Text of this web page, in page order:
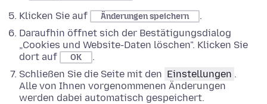
Klicken Sie auf
Änderungen speichern
.
Daraufhin öffnet sich der Bestätigungsdialog
„Cookies und Website-Daten löschen". Klicken Sie
dort auf
OK
.
Schließen Sie die Seite mit den Einstellungen .
Alle von Ihnen vorgenommenen Änderungen
werden dabei automatisch gespeichert.